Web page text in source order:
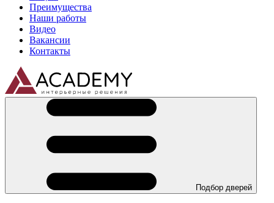
Преимущества
Наши работы
Видео
Вакансии
Контакты
Подбор дверей